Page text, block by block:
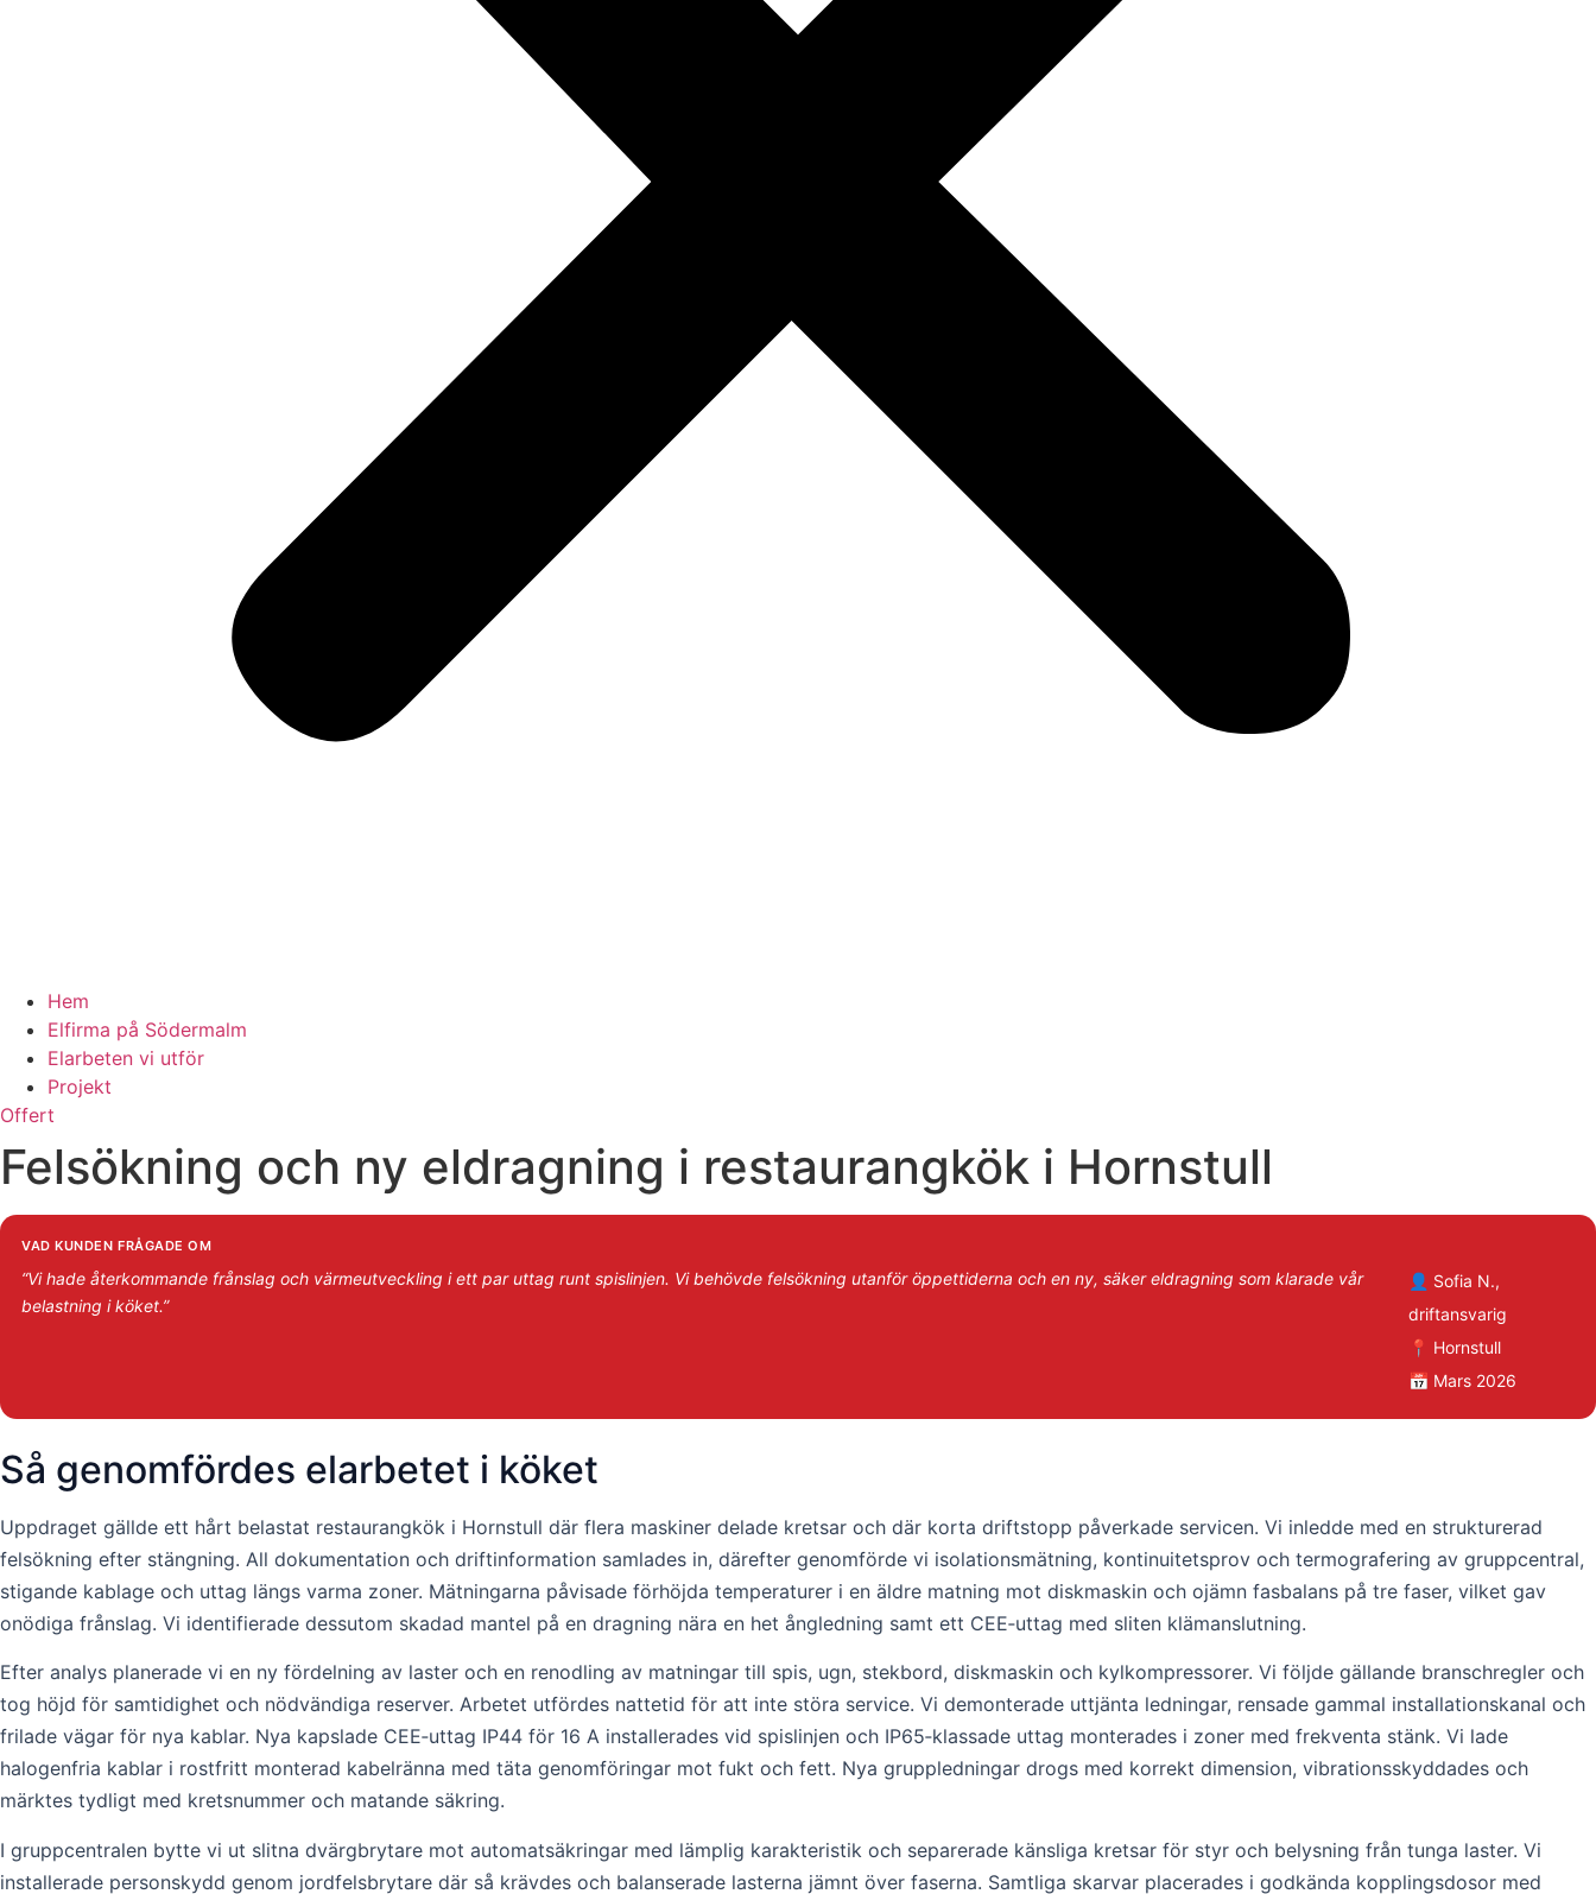
Hem
Elfirma på Södermalm
Elarbeten vi utför
Projekt
Offert
Felsökning och ny eldragning i restaurangkök i Hornstull
VAD KUNDEN FRÅGADE OM
“Vi hade återkommande frånslag och värmeutveckling i ett par uttag runt spislinjen. Vi behövde felsökning utanför öppettiderna och en ny, säker eldragning som klarade vår
belastning i köket.”
👤 Sofia N.,
driftansvarig
📍 Hornstull
📅 Mars 2026
Så genomfördes elarbetet i köket
Uppdraget gällde ett hårt belastat restaurangkök i Hornstull där flera maskiner delade kretsar och där korta driftstopp påverkade servicen. Vi inledde med en strukturerad
felsökning efter stängning. All dokumentation och driftinformation samlades in, därefter genomförde vi isolationsmätning, kontinuitetsprov och termografering av gruppcentral,
stigande kablage och uttag längs varma zoner. Mätningarna påvisade förhöjda temperaturer i en äldre matning mot diskmaskin och ojämn fasbalans på tre faser, vilket gav
onödiga frånslag. Vi identifierade dessutom skadad mantel på en dragning nära en het ångledning samt ett CEE‑uttag med sliten klämanslutning.
Efter analys planerade vi en ny fördelning av laster och en renodling av matningar till spis, ugn, stekbord, diskmaskin och kylkompressorer. Vi följde gällande branschregler och
tog höjd för samtidighet och nödvändiga reserver. Arbetet utfördes nattetid för att inte störa service. Vi demonterade uttjänta ledningar, rensade gammal installationskanal och
frilade vägar för nya kablar. Nya kapslade CEE‑uttag IP44 för 16 A installerades vid spislinjen och IP65‑klassade uttag monterades i zoner med frekventa stänk. Vi lade
halogenfria kablar i rostfritt monterad kabelränna med täta genomföringar mot fukt och fett. Nya gruppledningar drogs med korrekt dimension, vibrationsskyddades och
märktes tydligt med kretsnummer och matande säkring.
I gruppcentralen bytte vi ut slitna dvärgbrytare mot automatsäkringar med lämplig karakteristik och separerade känsliga kretsar för styr och belysning från tunga laster. Vi
installerade personskydd genom jordfelsbrytare där så krävdes och balanserade lasterna jämnt över faserna. Samtliga skarvar placerades i godkända kopplingsdosor med